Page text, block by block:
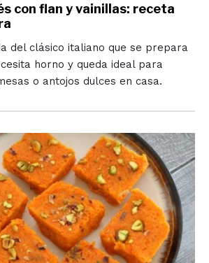
con flan y vainillas: receta
del clásico italiano que se prepara
horno y queda ideal para
o antojos dulces en casa.